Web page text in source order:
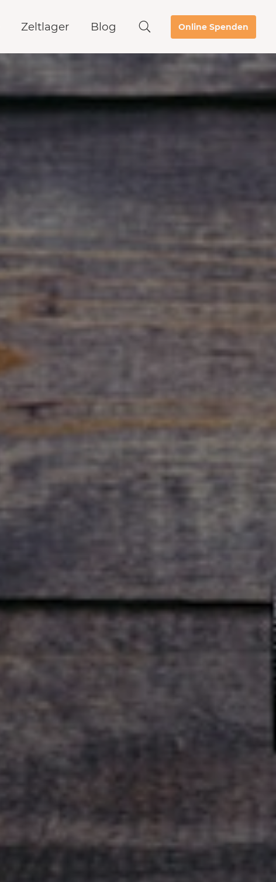
Zeltlager Blog Online Spenden